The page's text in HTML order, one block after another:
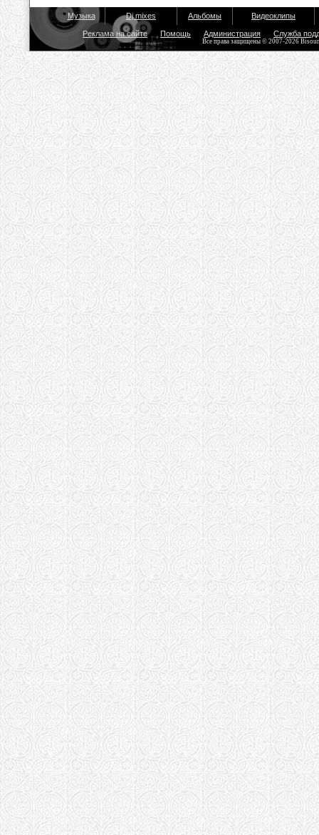
Музыка Dj mixes Альбомы Видеоклипы
Реклама на сайте Помощь Администрация Служба
Все права защищены © 2007-2026